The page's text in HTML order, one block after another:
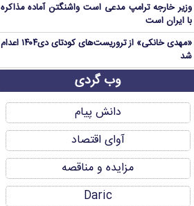
وزیر خارجه ترامپ مدعی است واشنگتن آماده مذاکره
با ایران است
«مهدی خانکی» از تروریست‌های کودتای دی۱۴۰۴ اعدام
شد
وب گردی
دانش پیام
آوای اقتصاد
مزایده و مناقصه
Daric